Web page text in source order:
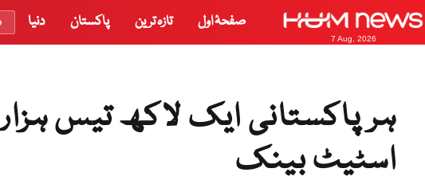
7 Aug, 2026
صفحۂ اول تازہ ترین پاکستان دنیا
ہر پاکستانی ايک لاکھ تيس
اسٹیٹ بینک